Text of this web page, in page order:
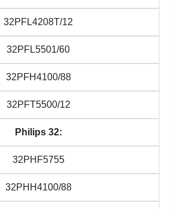
32PFL4208T/12
32PFL5501/60
32PFH4100/88
32PFT5500/12
Philips 32:
32PHF5755
32PHH4100/88